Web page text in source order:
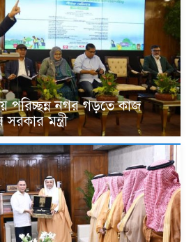
পরিচ্ছন্ন নগর গড়তে কাজ
মন্ত্রী